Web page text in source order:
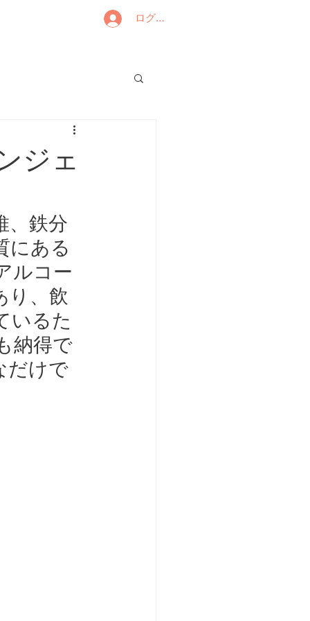
ログイン
ジェ
、鉄分
にある
ルコー
り、飲
いるた
納得で
だけで